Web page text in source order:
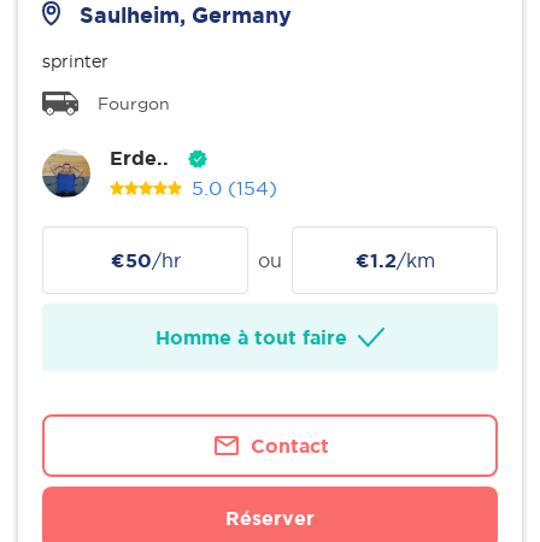
Saulheim, Germany
sprinter
Fourgon
Erde..
5.0 (154)
€50/hr ou €1.2/km
Homme à tout faire
Contact
Réserver